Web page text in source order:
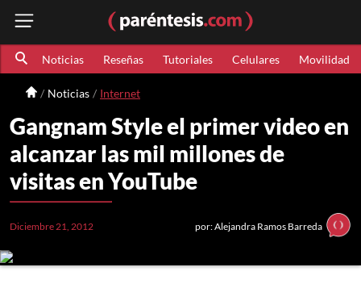
Noticias Reseñas Tutoriales Celulares Movilidad
Noticias Internet
Gangnam Style el primer video en
alcanzar las mil millones de
visitas en YouTube
Diciembre 21, 2012 por: Alejandra Ramos Barreda